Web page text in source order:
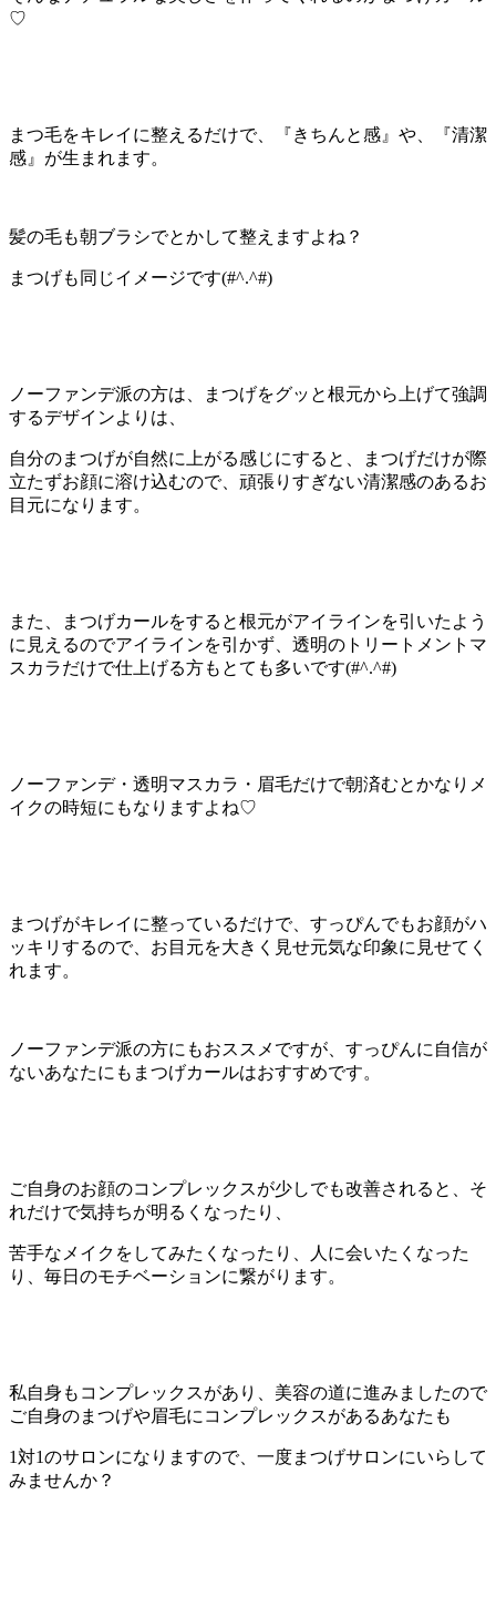
♡
まつ毛をキレイに整えるだけで、『きちんと感』や、『清潔
感』が生まれます。
髪の毛も朝ブラシでとかして整えますよね？
まつげも同じイメージです(#^.^#)
ノーファンデ派の方は、まつげをグッと根元から上げて強調
するデザインよりは、
自分のまつげが自然に上がる感じにすると、まつげだけが際
立たずお顔に溶け込むので、頑張りすぎない清潔感のあるお
目元になります。
また、まつげカールをすると根元がアイラインを引いたよう
に見えるのでアイラインを引かず、透明のトリートメントマ
スカラだけで仕上げる方もとても多いです(#^.^#)
ノーファンデ・透明マスカラ・眉毛だけで朝済むとかなりメ
イクの時短にもなりますよね♡
まつげがキレイに整っているだけで、すっぴんでもお顔がハ
ッキリするので、お目元を大きく見せ元気な印象に見せてく
れます。
ノーファンデ派の方にもおススメですが、すっぴんに自信が
ないあなたにもまつげカールはおすすめです。
ご自身のお顔のコンプレックスが少しでも改善されると、そ
れだけで気持ちが明るくなったり、
苦手なメイクをしてみたくなったり、人に会いたくなった
り、毎日のモチベーションに繋がります。
私自身もコンプレックスがあり、美容の道に進みましたので
ご自身のまつげや眉毛にコンプレックスがあるあなたも
1対1のサロンになりますので、一度まつげサロンにいらして
みませんか？